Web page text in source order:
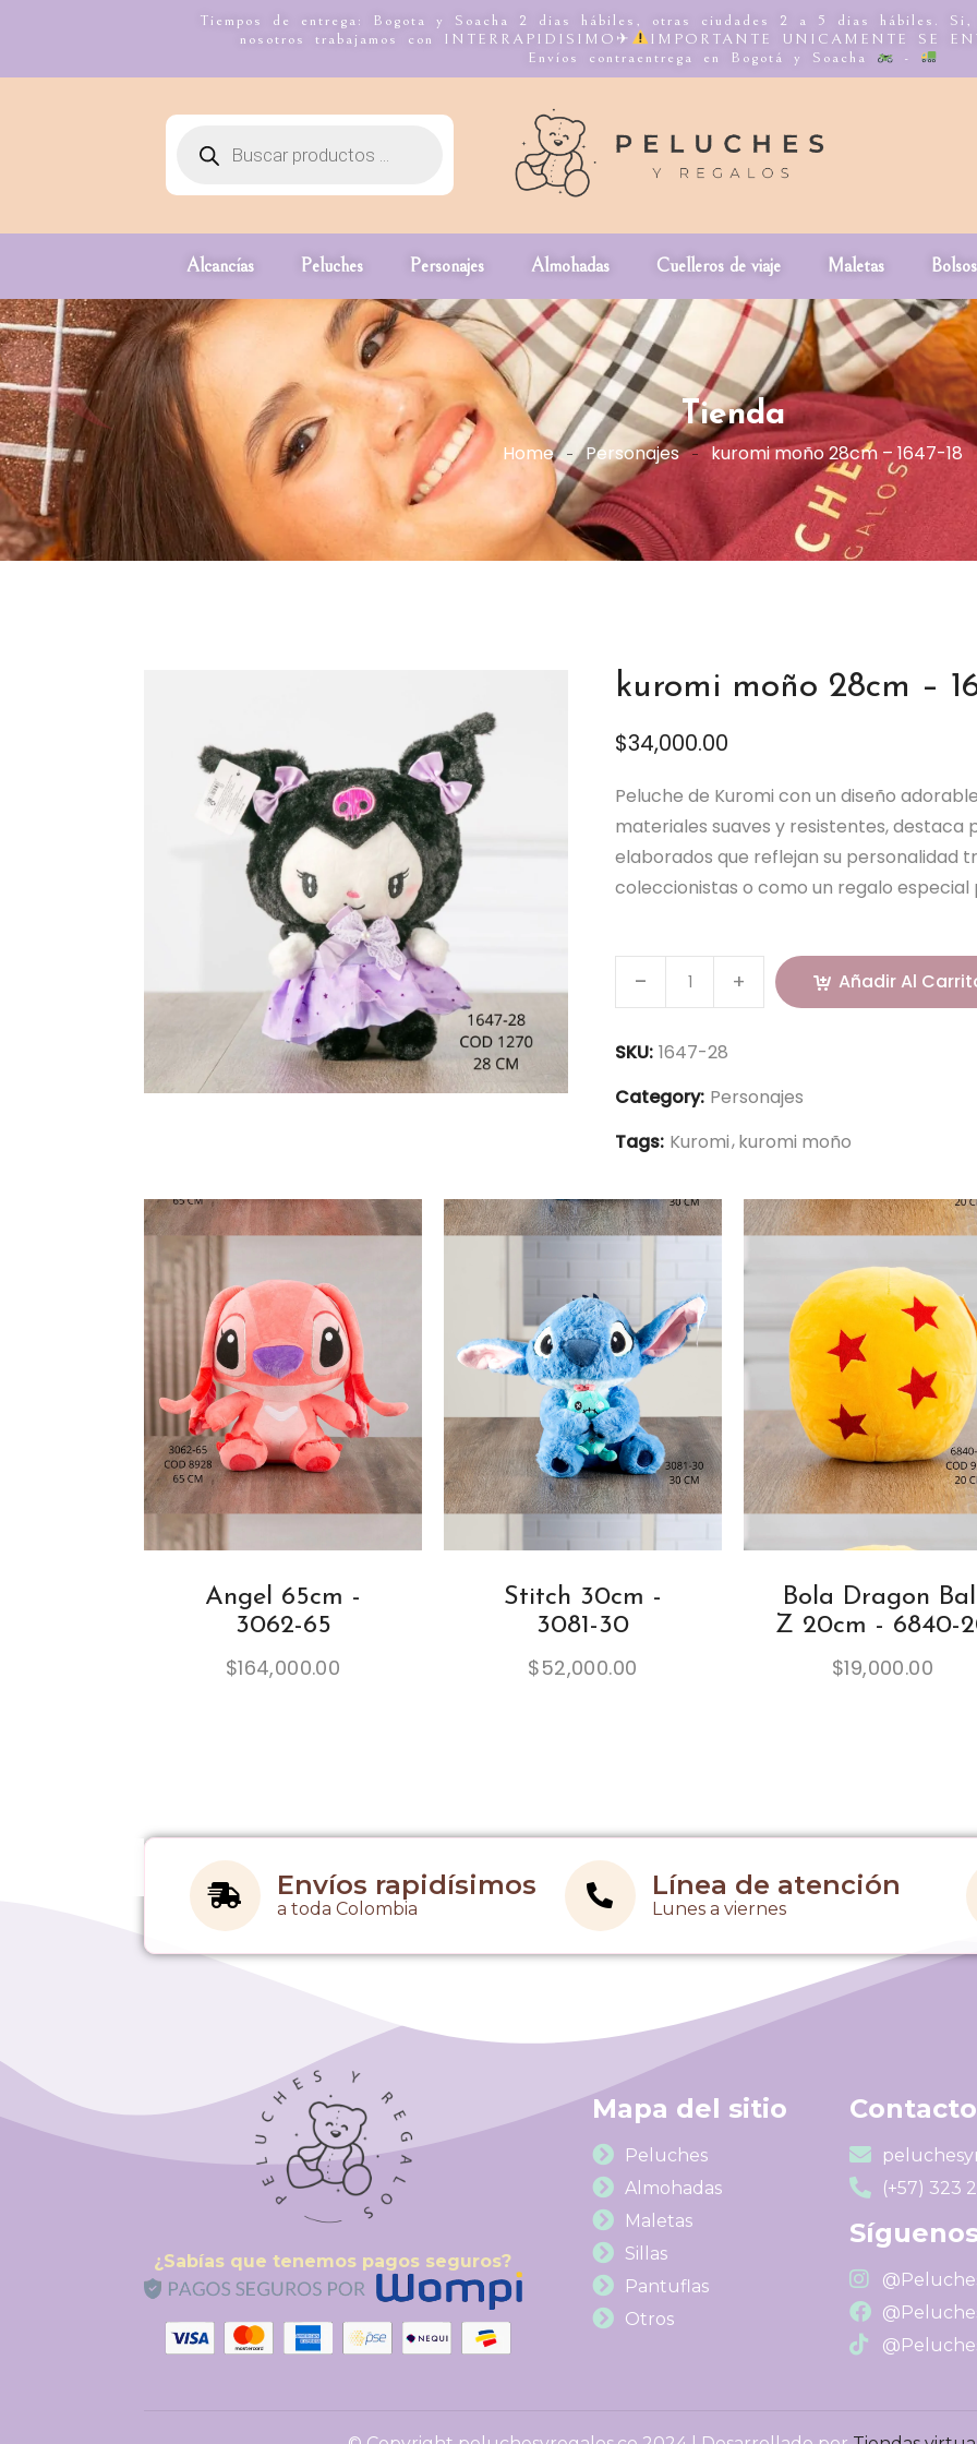
Tiempos de entrega: Bogota y Soacha 2 dias hábiles, otras ciudades 2 a 5 dias hábiles.
nosotros trabajamos con INTERRAPIDISIMO✈
IMPORTANTE UNICAMENTE SE
Envíos contraentrega en Bogotá y Soacha
-
Alcancías Peluches Personajes Almohadas Cuelleros de viaje Maletas Bolsos
Tienda
Home Personajes kuromi moño 28cm – 1647-18
kuromi moño 28cm –
$34,000.00
Peluche de Kuromi con un diseño
materiales suaves y resistentes, destaca
elaborados que reflejan su personalidad
coleccionistas o como un regalo
Añadir Al
SKU: 1647-28
Category: Personajes
Tags: Kuromi kuromi moño
Angel 65cm -
3062-65
$164,000.00
Stitch 30cm -
3081-30
$52,000.00
Bola Dragon
Z 20cm - 6840-
$19,000.00
Envíos rapidísimos
a toda Colombia
Línea de atención
Lunes a viernes
¿Sabías que tenemos pagos seguros?
Mapa del sitio
Peluches
Almohadas
Maletas
Sillas
Pantuflas
Otros
Contacto
(+57) 323